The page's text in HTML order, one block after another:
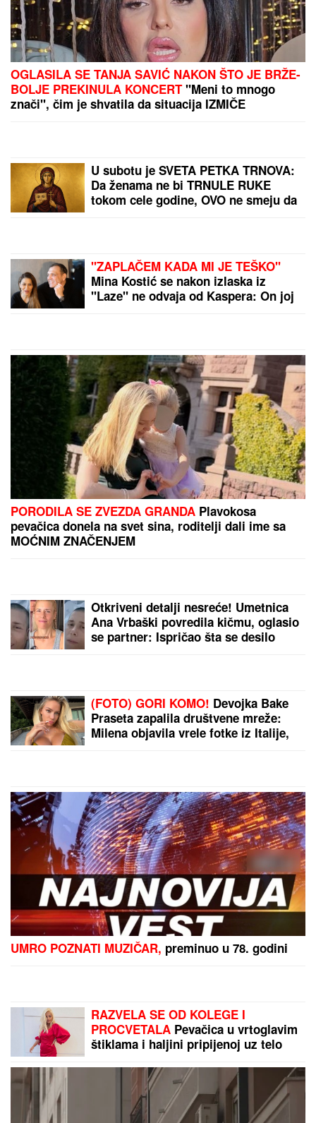
OGLASILA SE TANJA SAVIĆ NAKON ŠTO JE BRŽE-
BOLJE PREKINULA KONCERT"Meni to mnogo
znači", čim je shvatila da situacija IZMIČE
U subotu je SVETA PETKA TRNOVA:
Da ženama ne bi TRNULE RUKE
tokom cele godine, OVO ne smeju da
"ZAPLAČEM KADA MI JE TEŠKO"
Mina Kostić se nakon izlaska iz
"Laze" ne odvaja od Kaspera: On joj
PORODILA SE ZVEZDA GRANDA Plavokosa
pevačica donela na svet sina, roditelji dali ime sa
MOĆNIM ZNAČENJEM
Otkriveni detalji nesreće! Umetnica
Ana Vrbaški povredila kičmu, oglasio
se partner: Ispričao šta se desilo
(FOTO) GORI KOMO! Devojka Bake
Praseta zapalila društvene mreže:
Milena objavila vrele fotke iz Italije,
UMRO POZNATI MUZIČAR, preminuo u 78. godini
RAZVELA SE OD KOLEGE I
PROCVETALA Pevačica u vrtoglavim
štiklama i haljini pripijenoj uz telo